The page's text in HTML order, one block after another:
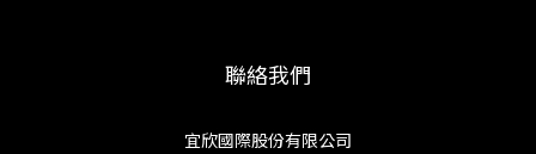
聯絡我們
宜欣國際股份有限公司